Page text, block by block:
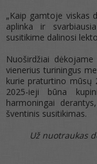
„Kaip gamtoje viskas
aplinka ir
susitikime dalinosi
Nuoširdžiai
vienerius turiningus
kurie praturtino mūsų
2025-ieji būna
harmoningai
šventinis susitikimas.
Už nuotraukas